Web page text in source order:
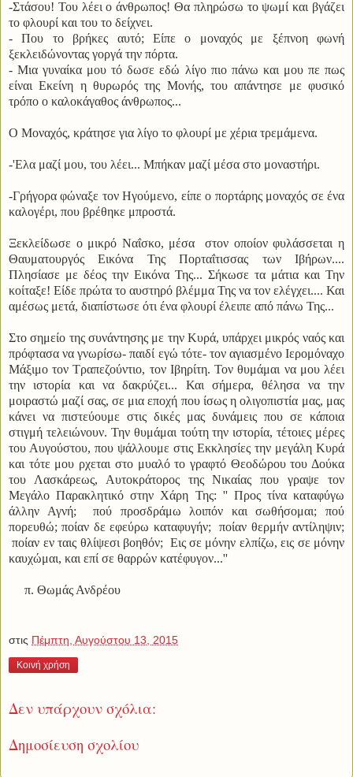
-Στάσου! Του λέει ο άνθρωπος! Θα πληρώσω το ψωμί και βγάζει
το φλουρί και του το δείχνει.
- Που το βρήκες αυτό; Είπε ο μοναχός με ξέπνοη φωνή
ξεκλειδώνοντας γοργά την πόρτα.
- Μια γυναίκα μου τό δωσε εδώ λίγο πιο πάνω και μου πε πως
είναι Εκείνη η θυρωρός της Μονής, του απάντησε με φυσικό
τρόπο ο καλοκάγαθος άνθρωπος...
Ο Μοναχός, κράτησε για λίγο το φλουρί με χέρια τρεμάμενα.
-'Ελα μαζί μου, του λέει... Μπήκαν μαζί μέσα στο μοναστήρι.
-Γρήγορα φώναξε τον Ηγούμενο, είπε ο πορτάρης μοναχός σε ένα
καλογέρι, που βρέθηκε μπροστά.
Ξεκλείδωσε ο μικρό Ναΐσκο, μέσα στον οποίον φυλάσσεται η
Θαυματουργός Εικόνα Της Πορταΐτισσας των Ιβήρων....
Πλησίασε με δέος την Εικόνα Της... Σήκωσε τα μάτια και Την
κοίταξε! Είδε πρώτα το αυστηρό βλέμμα Της να τον ελέγχει.... Και
αμέσως μετά, διαπίστωσε ότι ένα φλουρί έλειπε από πάνω Της...
Στο σημείο της συνάντησης με την Κυρά, υπάρχει μικρός ναός και
πρόφτασα να γνωρίσω- παιδί εγώ τότε- τον αγιασμένο Ιερομόναχο
Μάξιμο τον Τραπεζούντιο, τον Ιβηρίτη. Τον θυμάμαι να μου λέει
την ιστορία και να δακρύζει... Και σήμερα, θέλησα να την
μοιραστώ μαζί σας, σε μια εποχή που ίσως η ολιγοπιστία μας, μας
κάνει να πιστεύουμε στις δικές μας δυνάμεις που σε κάποια
στιγμή τελειώνουν. Την θυμάμαι τούτη την ιστορία, τέτοιες μέρες
του Αυγούστου, που ψάλλουμε στις Εκκλησίες την μεγάλη Κυρά
και τότε μου ρχεται στο μυαλό το γραφτό Θεοδώρου του Δούκα
του Λασκάρεως, Αυτοκράτορος της Νικαίας που γραψε τον
Μεγάλο Παρακλητικό στην Χάρη Της: '' Προς τίνα καταφύγω
άλλην Αγνή; πού προσδράμω λοιπόν και σωθήσομαι; πού
πορευθώ; ποίαν δε εφεύρω καταφυγήν; ποίαν θερμήν αντίληψιν;
ποίαν εν ταις θλίψεσι βοηθόν; Εις σε μόνην ελπίζω, εις σε μόνην
καυχώμαι, και επί σε θαρρών κατέφυγον...''
π. Θωμάς Ανδρέου
στις Πέμπτη, Αυγούστου 13, 2015
Κοινή χρήση
Δεν υπάρχουν σχόλια:
Δημοσίευση σχολίου